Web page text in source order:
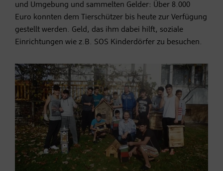
und Umgebung und sammelten Gelder: Über 8.000
Euro konnten dem Tierschützer bis heute zur Verfügung
gestellt werden. Geld, das ihm dabei hilft, soziale
Einrichtungen wie z.B. SOS Kinderdörfer zu besuchen.